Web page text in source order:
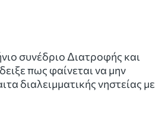
συνέδριο Διατροφής και
πως φαίνεται να μην
διαλειμματικής νηστείας με